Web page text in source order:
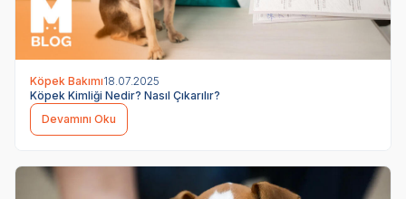
Köpek Bakımı18.07.2025
Köpek Kimliği Nedir? Nasıl Çıkarılır?
Devamını Oku